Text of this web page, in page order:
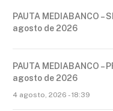
PAUTA MEDIABANCO –
agosto de 2026
PAUTA MEDIABANCO –
agosto de 2026
4 agosto, 2026 - 18:39